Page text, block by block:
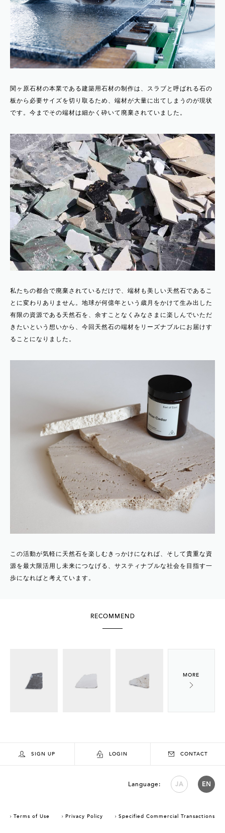
関ヶ原石材の本業である建築用石材の制作は、スラブと呼ばれる石の
板から必要サイズを切り取るため、端材が大量に出てしまうのが現状
です。今までその端材は細かく砕いて廃棄されていました。
私たちの都合で廃棄されているだけで、端材も美しい天然石であるこ
とに変わりありません。地球が何億年という歳月をかけて生み出した
有限の資源である天然石を、余すことなくみなさまに楽しんでいただ
きたいという想いから、今回天然石の端材をリーズナブルにお届けす
ることになりました。
この活動が気軽に天然石を楽しむきっかけになれば、そして貴重な資
源を最大限活用し未来につなげる、サスティナブルな社会を目指す一
歩になればと考えています。
RECOMMEND
SIGN UP LOGIN CONTACT
Language: JA EN
Terms of Use Privacy Policy Specified Commercial Transactions